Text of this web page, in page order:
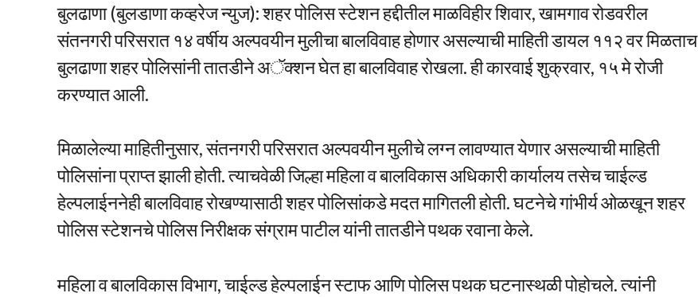
बुलढाणा (बुलडाणा कव्हरेज न्युज): शहर पोलिस स्टेशन हद्दीतील माळविहीर शिवार, खामगाव रोडवरील
संतनगरी परिसरात १४ वर्षीय अल्पवयीन मुलीचा बालविवाह होणार असल्याची माहिती डायल ११२ वर मिळताच
बुलढाणा शहर पोलिसांनी तातडीने अॅक्शन घेत हा बालविवाह रोखला. ही कारवाई शुक्रवार, १५ मे रोजी
करण्यात आली.
मिळालेल्या माहितीनुसार, संतनगरी परिसरात अल्पवयीन मुलीचे लग्न लावण्यात येणार असल्याची माहिती
पोलिसांना प्राप्त झाली होती. त्याचवेळी जिल्हा महिला व बालविकास अधिकारी कार्यालय तसेच चाईल्ड
हेल्पलाईननेही बालविवाह रोखण्यासाठी शहर पोलिसांकडे मदत मागितली होती. घटनेचे गांभीर्य ओळखून शहर
पोलिस स्टेशनचे पोलिस निरीक्षक संग्राम पाटील यांनी तातडीने पथक रवाना केले.
महिला व बालविकास विभाग, चाईल्ड हेल्पलाईन स्टाफ आणि पोलिस पथक घटनास्थळी पोहोचले. त्यांनी